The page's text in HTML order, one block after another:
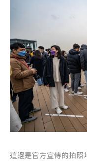
這邊是官方宣傳的拍照